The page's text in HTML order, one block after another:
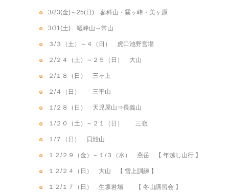
3/23(金)～25(日) 蓼科山・霧ヶ峰・美ヶ原
3/31(土) 蟻峰山～常山
３/３（土）～４（日） 虎口池野営場
２/２４（土）～２５（日） 大山
２/１８（日） 三ヶ上
２/４（日） 三平山
１/２８（日） 天児屋山⇒長義山
１/２０（土）～２１（日） 三嶺
１/７（日） 貝殻山
１２/２９（金）～１/３（水） 燕岳 【 年越し山行 】
１２/２４（日） 大山 【 雪上訓練 】
１２/１７（日） 生坂岩場 【 冬山講習会 】